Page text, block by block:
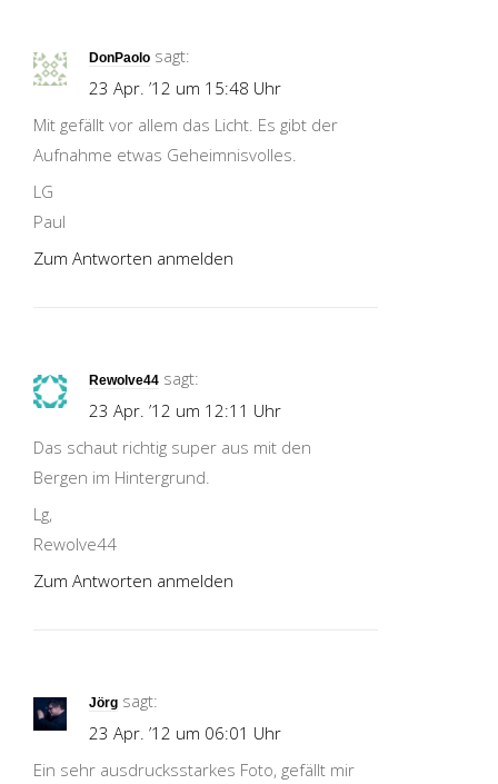
DonPaolo sagt:
23 Apr. ’12 um 15:48 Uhr
Mit gefällt vor allem das Licht. Es gibt der
Aufnahme etwas Geheimnisvolles.
LG
Paul
Zum Antworten anmelden
Rewolve44 sagt:
23 Apr. ’12 um 12:11 Uhr
Das schaut richtig super aus mit den
Bergen im Hintergrund.
Lg,
Rewolve44
Zum Antworten anmelden
Jörg sagt:
23 Apr. ’12 um 06:01 Uhr
Ein sehr ausdrucksstarkes Foto, gefällt mir